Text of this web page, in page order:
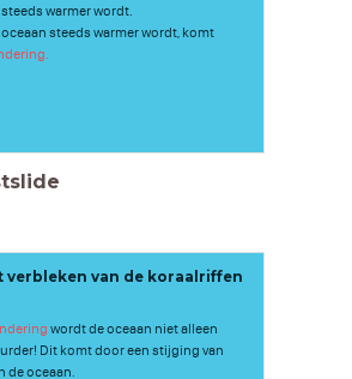
warmer wordt.
oceaan steeds warmer wordt, komt
verbleken van de koraalriffen
wordt de oceaan niet alleen
Dit komt door een stijging van
de oceaan.